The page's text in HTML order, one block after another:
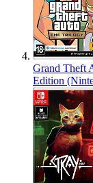
Grand Theft
Edition